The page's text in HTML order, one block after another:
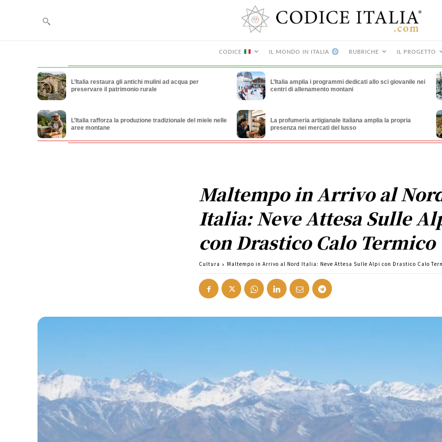
CODICE IL MONDO IN ITALIA RUBRICHE IL PROGETTO
L’Italia restaura gli antichi mulini ad acqua per
preservare il patrimonio rurale
L’Italia amplia i programmi dedicati allo sci giovanile nei
centri di allenamento montani
L’Italia rafforza la produzione tradizionale del miele nelle
aree montane
La profumeria artigianale italiana amplia la propria
presenza nei mercati del lusso
Maltempo in Arrivo al
Italia: Neve Attesa Sulle
con Drastico Calo Termico
Cultura Maltempo in Arrivo al Nord Italia: Neve Attesa Sulle Alpi con Drastico Calo